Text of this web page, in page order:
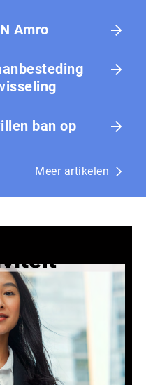
Amro
ban op
Meer artikelen